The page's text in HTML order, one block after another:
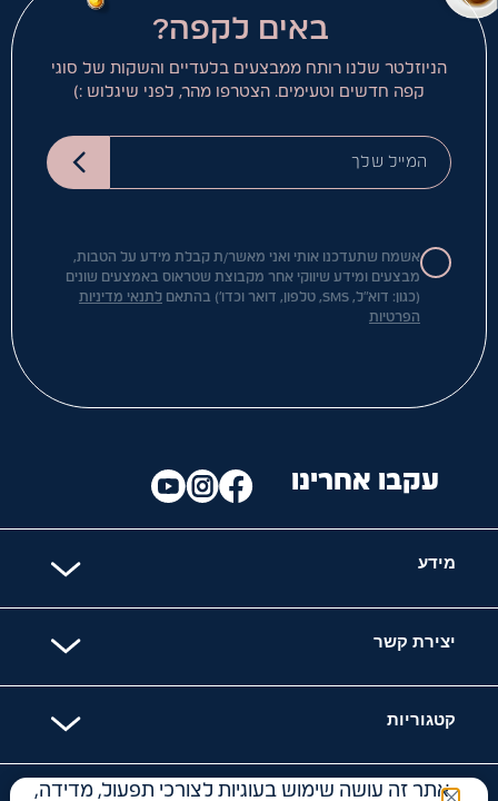
באים לקפה?
הניוזלטר שלנו רותח ממבצעים בלעדיים והשקות של סוגי
קפה חדשים וטעימים. הצטרפו מהר, לפני שיגלוש :)
המייל שלך
אשמח שתעדכנו אותי ואני מאשר/ת קבלת מידע על הטבות,
מבצעים ומידע שיווקי אחר מקבוצת שטראוס באמצעים שונים
(כגון: דוא"ל, SMS, טלפון, דואר וכדו') בהתאם
לתנאי מדיניות
הפרטיות
מידע
יצירת קשר
קטגוריות
עקבו אחרינו
אתר זה עושה שימוש בעוגיות לצורכי תפעול, מדידה,